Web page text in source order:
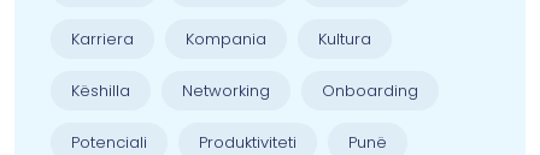
Karriera Kompania Kultura
Këshilla Networking Onboarding
Potenciali Produktiviteti Punë